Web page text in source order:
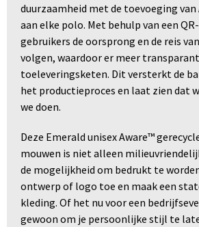
duurzaamheid met de toevoeging
aan elke polo. Met behulp van een
gebruikers de oorsprong en de reis
volgen, waardoor er meer
toeleveringsketen. Dit versterkt de
het productieproces en laat zien dat
we doen.
Deze Emerald unisex Aware™
mouwen is niet alleen
de mogelijkheid om bedrukt te
ontwerp of logo toe en maak een
kleding. Of het nu voor een
gewoon om je persoonlijke stijl te